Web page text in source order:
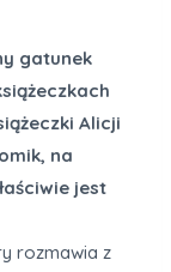
gatunek
Alicji
na
jest
rozmawia z